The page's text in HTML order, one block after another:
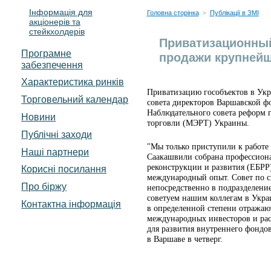
4 серпня 2026 р.
До
Інформація для
акціонерів та
стейкхолдерів
Програмне
забезпечення
Характеристика pинків
Торговельний календар
Новини
Публічні заходи
Наші партнери
Корисні посилання
Про біржу
Контактна інформація
Головна сторінка > Публікації в ЗМІ
продажи
Приватизацию гособъектов в
совета директоров Варшавской
Наблюдательного совета реформ
торговли (МЭРТ) Украины.
"Мы только приступили к
Саакашвили собрана
реконструкции и развития
международный опыт. Совет по
непосредственно в
советуем нашим коллегам в
в определенной степени
международных инвесторов и
для развития внутреннего
в Варшаве в четверг.